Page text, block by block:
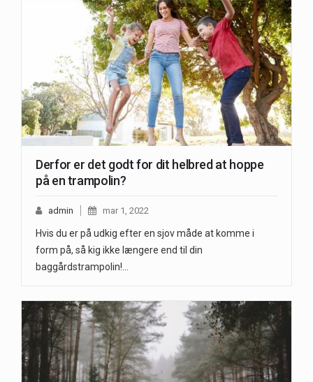
Derfor er det godt for dit helbred at hoppe
på en trampolin?
admin mar 1, 2022
Hvis du er på udkig efter en sjov måde at komme i
form på, så kig ikke længere end til din
baggårdstrampolin!…